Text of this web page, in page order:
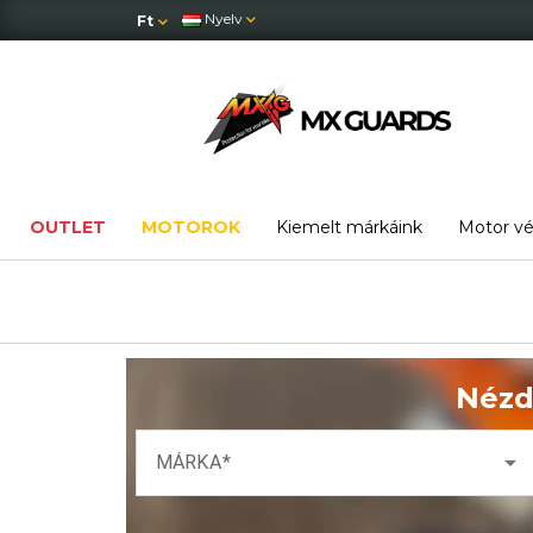
Ft Nyelv
OUTLET MOTOROK Kiemelt márkáink Motor
MÁRKA arrow_drop_down